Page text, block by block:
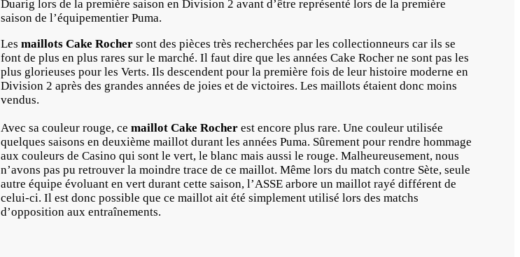
Duarig lors de la première saison en Division 2 avant d’être représenté lors de la première
saison de l’équipementier Puma.
Les maillots Cake Rocher sont des pièces très recherchées par les collectionneurs car ils se
font de plus en plus rares sur le marché. Il faut dire que les années Cake Rocher ne sont pas les
plus glorieuses pour les Verts. Ils descendent pour la première fois de leur histoire moderne en
Division 2 après des grandes années de joies et de victoires. Les maillots étaient donc moins
vendus.
Avec sa couleur rouge, ce maillot Cake Rocher est encore plus rare. Une couleur utilisée
quelques saisons en deuxième maillot durant les années Puma. Sûrement pour rendre hommage
aux couleurs de Casino qui sont le vert, le blanc mais aussi le rouge. Malheureusement, nous
n’avons pas pu retrouver la moindre trace de ce maillot. Même lors du match contre Sète, seule
autre équipe évoluant en vert durant cette saison, l’ASSE arbore un maillot rayé différent de
celui-ci. Il est donc possible que ce maillot ait été simplement utilisé lors des matchs
d’opposition aux entraînements.